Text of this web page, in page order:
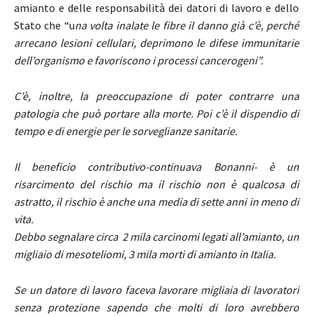
amianto e delle responsabilità dei datori di lavoro e dello
Stato che “una volta inalate le fibre il danno già c’è, perché
arrecano lesioni cellulari, deprimono le difese immunitarie
dell’organismo e favoriscono i processi cancerogeni”.
C’è, inoltre, la preoccupazione di poter contrarre una
patologia che può portare alla morte. Poi c’è il dispendio di
tempo e di energie per le sorveglianze sanitarie.
Il beneficio contributivo-continuava Bonanni- è un
risarcimento del rischio ma il rischio non è qualcosa di
astratto, il rischio è anche una media di sette anni in meno di
vita.
Debbo segnalare circa 2 mila carcinomi legatiall’amianto, un
migliaio di mesoteliomi, 3 mila morti di amianto in Italia.
Se un datore di lavoro faceva lavorare migliaia di lavoratori
senza protezione sapendo che molti di loro avrebbero